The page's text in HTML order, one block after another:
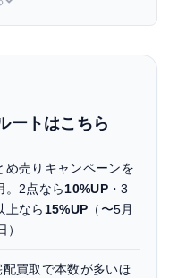
ペーンがお得？比較
ツ
ートはこちら
め売りキャンペーンを
。2点なら10%UP ・3
上なら15%UP （〜5月
）
配買取で本数が多いほ